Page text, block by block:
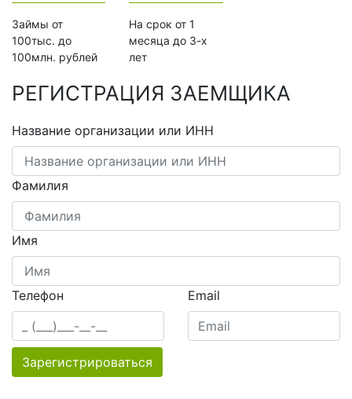
Займы от
100тыс. до
100млн. рублей
На срок от 1
месяца до 3-х
лет
РЕГИСТРАЦИЯ ЗАЕМЩИКА
Название организации или ИНН
Фамилия
Имя
Телефон Email
Зарегистрироваться